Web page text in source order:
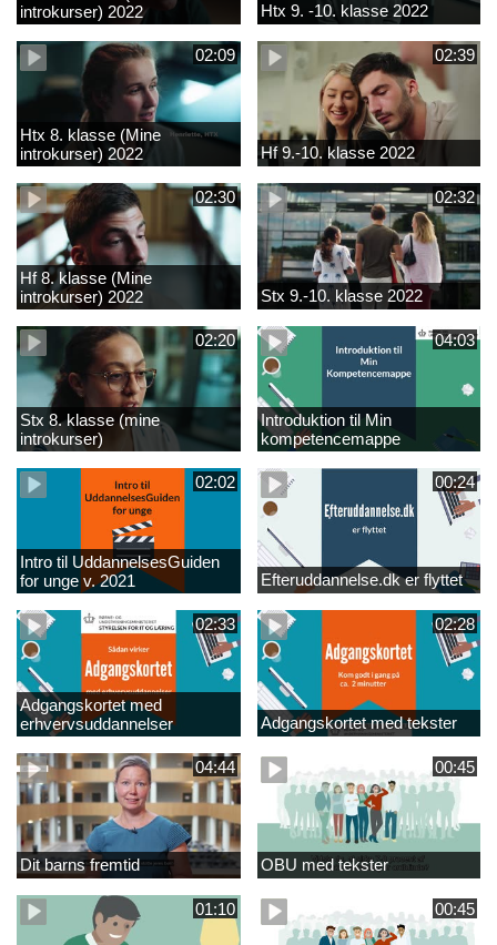
introkurser) 2022
Htx 9. -10. klasse 2022
02:09
Htx 8. klasse (Mine
introkurser) 2022
02:39
Hf 9.-10. klasse 2022
02:30
Hf 8. klasse (Mine
introkurser) 2022
02:32
Stx 9.-10. klasse 2022
02:20
Stx 8. klasse (mine
introkurser)
04:03
Introduktion til Min
kompetencemappe
02:02
Intro til UddannelsesGuiden
for unge v. 2021
00:24
Efteruddannelse.dk er flyttet
02:33
Adgangskortet med
erhvervsuddannelser
02:28
Adgangskortet med tekster
04:44
Dit barns fremtid
00:45
OBU med tekster
01:10 00:45